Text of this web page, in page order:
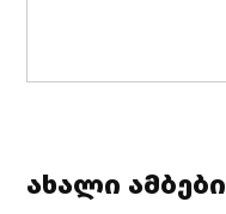
ახალი ამბები